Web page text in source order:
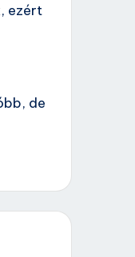
ezért
de